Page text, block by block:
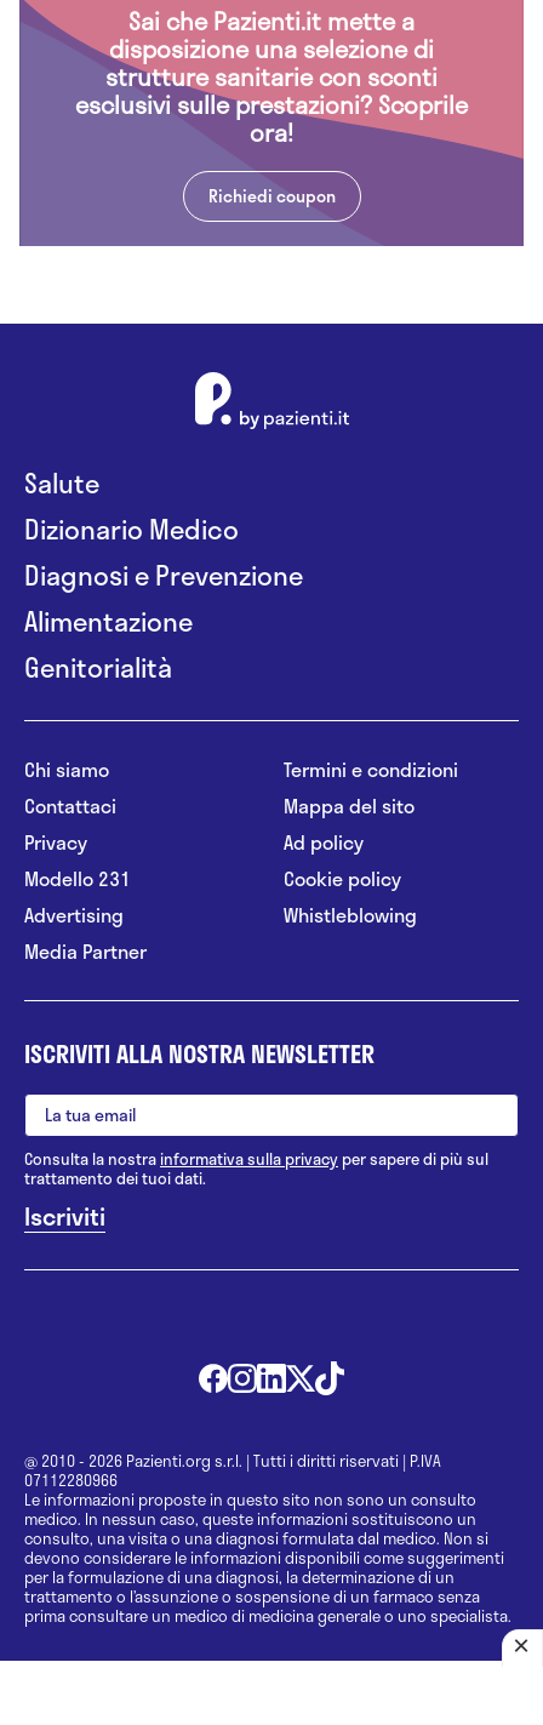
Sai che Pazienti.it mette a
disposizione una selezione di
strutture sanitarie con sconti
esclusivi sulle prestazioni? Scoprile
ora!
Richiedi coupon
Salute
Dizionario Medico
Diagnosi e Prevenzione
Alimentazione
Genitorialità
Chi siamo
Contattaci
Privacy
Modello 231
Advertising
Media Partner
Termini e condizioni
Mappa del sito
Ad policy
Cookie policy
Whistleblowing
ISCRIVITI ALLA NOSTRA NEWSLETTER
Consulta la nostrainformativa sulla privacy per sapere di più sul
trattamento dei tuoi dati.
@ 2010 - 2026 Pazienti.org s.r.l. | Tutti i diritti riservati | P.IVA
07112280966
Le informazioni proposte in questo sito non sono un consulto
medico. In nessun caso, queste informazioni sostituiscono un
consulto, una visita o una diagnosi formulata dal medico. Non si
devono considerare le informazioni disponibili come suggerimenti
per la formulazione di una diagnosi, la determinazione di un
trattamento o l’assunzione o sospensione di un farmaco senza
prima consultare un medico di medicina generale o uno specialista.